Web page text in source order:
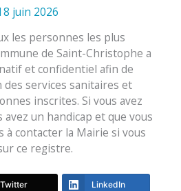
juin 2026
les personnes les plus
de Saint-Christophe a
et confidentiel afin de
services sanitaires et
inscrites. Si vous avez
avez un handicap et que vous
à contacter la Mairie si vous
ce registre.
Twitter LinkedIn